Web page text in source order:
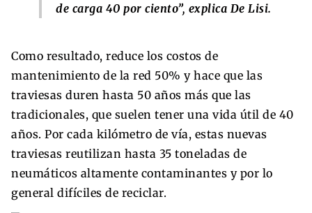
de carga 40 por ciento”, explica De Lisi.
Como resultado, reduce los costos de
mantenimiento de la red 50% y hace que las
traviesas duren hasta 50 años más que las
tradicionales, que suelen tener una vida útil de 40
años. Por cada kilómetro de vía, estas nuevas
traviesas reutilizan hasta 35 toneladas de
neumáticos altamente contaminantes y por lo
general difíciles de reciclar.